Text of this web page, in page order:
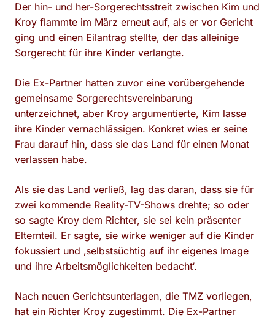
Der hin- und her-Sorgerechtsstreit zwischen Kim und
Kroy flammte im März erneut auf, als er vor Gericht
ging und einen Eilantrag stellte, der das alleinige
Sorgerecht für ihre Kinder verlangte.
Die Ex-Partner hatten zuvor eine vorübergehende
gemeinsame Sorgerechtsvereinbarung
unterzeichnet, aber Kroy argumentierte, Kim lasse
ihre Kinder vernachlässigen. Konkret wies er seine
Frau darauf hin, dass sie das Land für einen Monat
verlassen habe.
Als sie das Land verließ, lag das daran, dass sie für
zwei kommende Reality-TV-Shows drehte; so oder
so sagte Kroy dem Richter, sie sei kein präsenter
Elternteil. Er sagte, sie wirke weniger auf die Kinder
fokussiert und ‚selbstsüchtig auf ihr eigenes Image
und ihre Arbeitsmöglichkeiten bedacht‘.
Nach neuen Gerichtsunterlagen, die TMZ vorliegen,
hat ein Richter Kroy zugestimmt. Die Ex-Partner